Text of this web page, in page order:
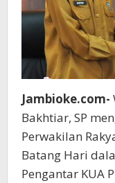
Jambioke.com-
Bakhtiar, SP
Perwakilan
Batang Hari
Pengantar KUA